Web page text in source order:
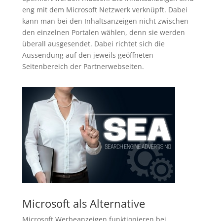
eng mit dem Microsoft Netzwerk verknüpft. Dabei
kann man bei den Inhaltsanzeigen nicht zwischen
den einzelnen Portalen wählen, denn sie werden
überall ausgesendet. Dabei richtet sich die
Aussendung auf den jeweils geöffneten
Seitenbereich der Partnerwebseiten.
Microsoft als Alternative